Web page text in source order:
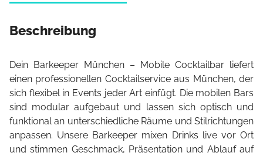
Beschreibung
Dein Barkeeper München – Mobile Cocktailbar liefert
einen professionellen Cocktailservice aus München, der
sich flexibel in Events jeder Art einfügt. Die mobilen Bars
sind modular aufgebaut und lassen sich optisch und
funktional an unterschiedliche Räume und Stilrichtungen
anpassen. Unsere Barkeeper mixen Drinks live vor Ort
und stimmen Geschmack, Präsentation und Ablauf auf